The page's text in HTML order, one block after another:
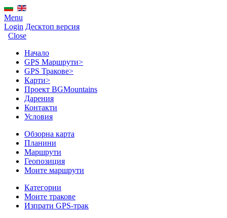
Menu
Login Десктоп версия
Close
Начало
GPS Mаршрути>
GPS Тракове>
Карти>
Проект BGMountains
Дарения
Контакти
Условия
Обзорна карта
Планини
Маршрути
Геопозиция
Моите маршрути
Категории
Моите тракове
Изпрати GPS-трак